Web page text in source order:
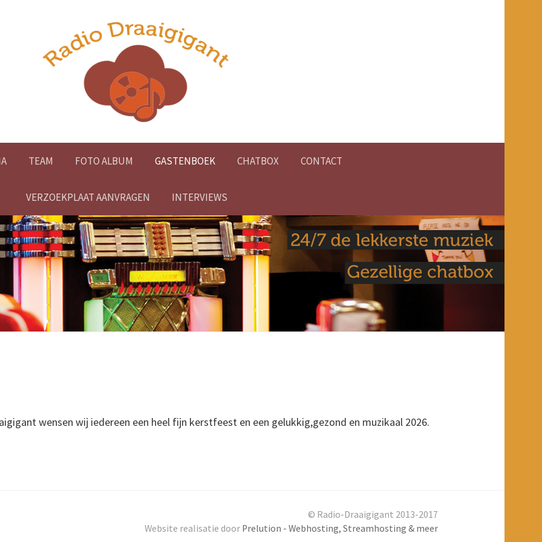
TEAM FOTO ALBUM GASTENBOEK CHATBOX CONTACT
VERZOEKPLAAT AANVRAGEN INTERVIEWS
wensen wij iedereen een heel fijn kerstfeest en een gelukkig,gezond en muzikaal 2026.
© Radio-Draaigigant 2013-2017
Website realisatie door Prelution - Webhosting, Streamhosting & meer